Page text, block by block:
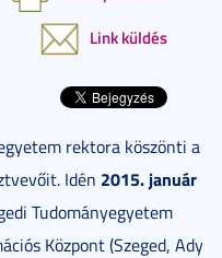
Link küldés
rektora köszönti a
Idén 2015. január
Tudományegyetem
Központ (Szeged, Ady